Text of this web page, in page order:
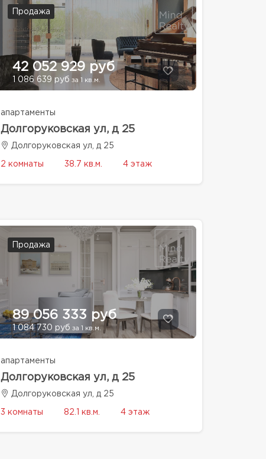
Продажа
42 052 929 руб
1 086 639 руб за 1 кв.м.
апартаменты
Долгоруковская ул, д 25
Долгоруковская ул, д 25
2 комнаты 38.7 кв.м. 4 этаж
Продажа
89 056 333 руб
1 084 730 руб за 1 кв.м.
апартаменты
Долгоруковская ул, д 25
Долгоруковская ул, д 25
3 комнаты 82.1 кв.м. 4 этаж